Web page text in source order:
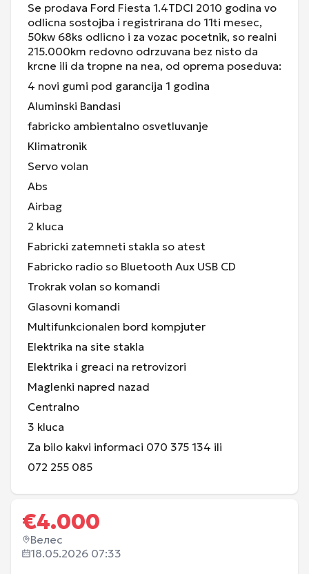
Se prodava Ford Fiesta 1.4TDCI 2010 godina vo
odlicna sostojba i registrirana do 11ti mesec,
50kw 68ks odlicno i za vozac pocetnik, so realni
215.000km redovno odrzuvana bez nisto da
krcne ili da tropne na nea, od oprema poseduva:
4 novi gumi pod garancija 1 godina
Aluminski Bandasi
fabricko ambientalno osvetluvanje
Klimatronik
Servo volan
Abs
Airbag
2 kluca
Fabricki zatemneti stakla so atest
Fabricko radio so Bluetooth Aux USB CD
Trokrak volan so komandi
Glasovni komandi
Multifunkcionalen bord kompjuter
Elektrika na site stakla
Elektrika i greaci na retrovizori
Maglenki napred nazad
Centralno
3 kluca
Za bilo kakvi informaci 070 375 134 ili
072 255 085
€4.000
Велес
18.05.2026 07:33